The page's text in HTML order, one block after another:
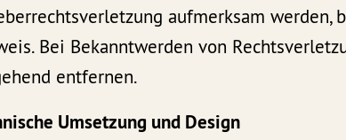
aufmerksam
Bei Bekanntwerden von
entfernen.
Umsetzung und Design